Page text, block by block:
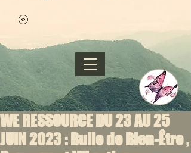
WE RESSOURCE DU 23 AU 25
JUIN 2023 : Bulle de Bien-Être ,